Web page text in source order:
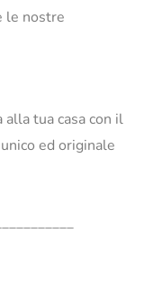
le nostre
alla tua casa con il
ed originale